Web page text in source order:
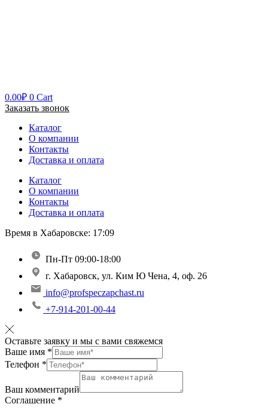
0.00₽ 0 Cart
Заказать звонок
Каталог
О компании
Контакты
Доставка и оплата
Каталог
О компании
Контакты
Доставка и оплата
Время в Хабаровске: 17:09
Пн-Пт 09:00-18:00
г. Хабаровск, ул. Ким Ю Чена, 4, оф. 26
info@profspeczapchast.ru
+7-914-201-00-44
Оставьте заявку и мы с вами свяжемся
Ваше имя *
Телефон *
Ваш комментарий
Соглашение *